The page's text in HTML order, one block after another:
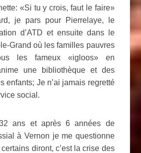
«Si tu y crois, faut le faire»
je pars pour Pierrelaye, le
d’ATD et ensuite dans le
Grand où les familles pauvres
les fameux «igloos» en
une bibliothèque et des
enfants; Je n’ai jamais regretté
social.
ans et après 6 années de
à Vernon je me questionne
diront, c’est la crise des